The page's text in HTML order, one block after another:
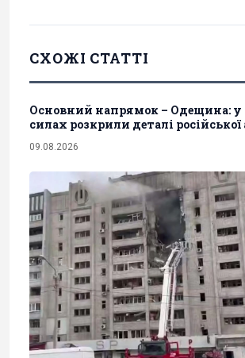
СХОЖІ СТАТТІ
Основний напрямок – Одещина: у
силах розкрили деталі російської
09.08.2026